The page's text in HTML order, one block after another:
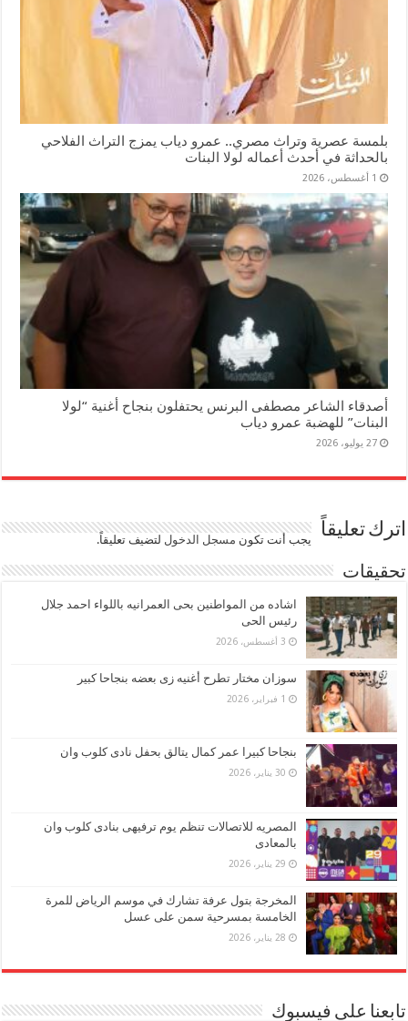
بلمسة عصرية وتراث مصري.. عمرو دياب يمزج التراث الفلاحي
بالحداثة في أحدث أعماله لولا البنات
1 أغسطس، 2026
أصدقاء الشاعر مصطفى البرنس يحتفلون بنجاح أغنية “لولا
البنات” للهضبة عمرو دياب
27 يوليو، 2026
اترك تعليقاً يجب أنت تكون مسجل الدخول لتضيف تعليقاً.
تحقيقات
اشاده من المواطنين بحى العمرانيه باللواء احمد جلال
رئيس الحى
3 أغسطس، 2026
سوزان مختار تطرح أغنيه زى بعضه بنجاحا كبير
1 فبراير، 2026
بنجاحا كبيرا عمر كمال يتالق بحفل نادى كلوب وان
30 يناير، 2026
المصريه للاتصالات تنظم يوم ترفيهى بنادى كلوب وان
بالمعادى
29 يناير، 2026
المخرجة بتول عرفة تشارك في موسم الرياض للمرة
الخامسة بمسرحية سمن على عسل
28 يناير، 2026
تابعنا على فيسبوك